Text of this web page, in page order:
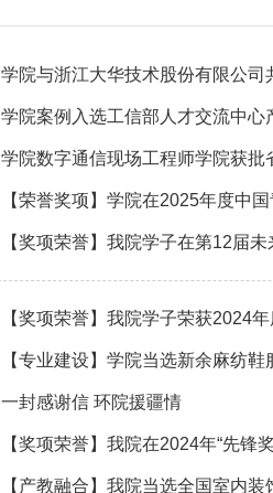
学院与浙江大华技术股份有限公
学院案例入选工信部人才交流中心
学院数字通信现场工程师学院获批
【荣誉奖项】学院在2025年度中
【奖项荣誉】我院学子在第12届
【奖项荣誉】我院学子荣获2024
【专业建设】学院当选新余麻纺
一封感谢信 环院援疆情
【奖项荣誉】我院在2024年“先锋
【产教融合】我院当选全国室内